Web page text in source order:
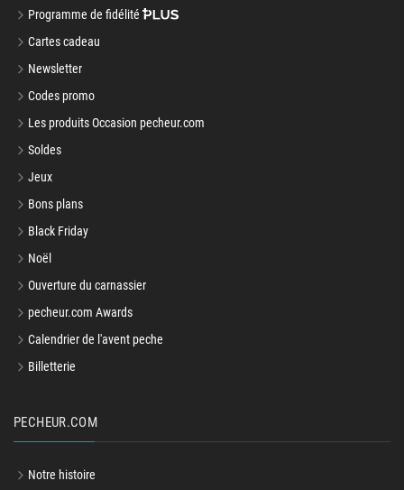
Programme de fidélité
Cartes cadeau
Newsletter
Codes promo
Les produits Occasion pecheur.com
Soldes
Jeux
Bons plans
Black Friday
Noël
Ouverture du carnassier
pecheur.com Awards
Calendrier de l'avent peche
Billetterie
PECHEUR.COM
Notre histoire